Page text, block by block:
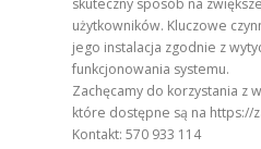
użytkowników. Kluczowe
jego instalacja zgodnie z
funkcjonowania systemu.
Zachęcamy do korzystania z
które dostępne są na https://
Kontakt: 570 933 114